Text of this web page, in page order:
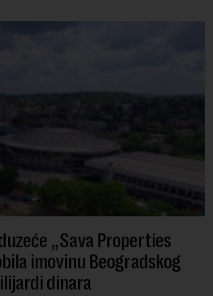
„Sava Properties
imovinu Beogradskog
dinara